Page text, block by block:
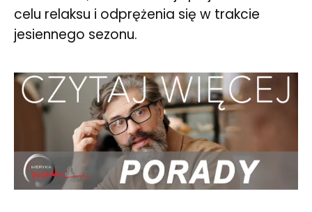
celu relaksu i odprężenia się w trakcie
jesiennego sezonu.